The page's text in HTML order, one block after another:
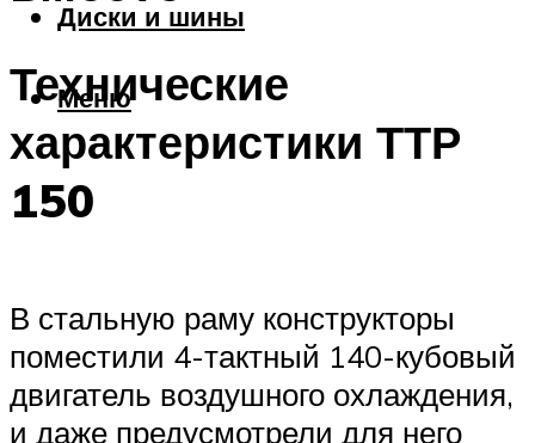
Диски и шины
Меню
Технические
характеристики ТТР
150
В стальную раму конструкторы
поместили 4-тактный 140-кубовый
двигатель воздушного охлаждения,
и даже предусмотрели для него